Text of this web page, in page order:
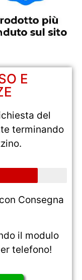
E
del
terminando
Consegna
il modulo
telefono!